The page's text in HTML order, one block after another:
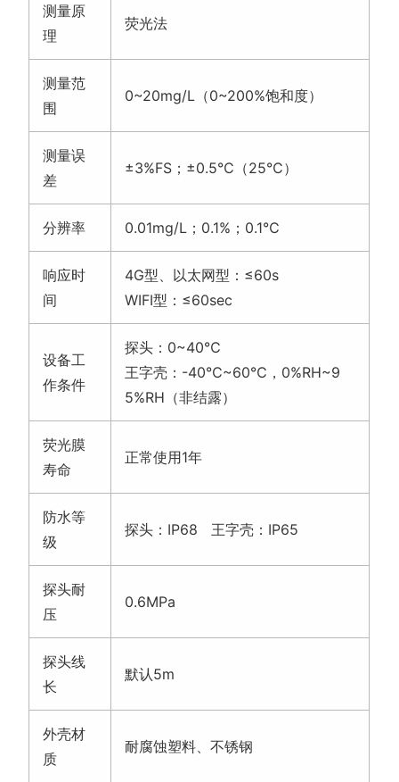
测量原
理
荧光法
测量范
围
0~20mg/L（0~200%饱和度）
测量误
差
±3%FS；±0.5℃（25℃）
分辨率 0.01mg/L；0.1%；0.1℃
响应时
间
4G型、以太网型：≤60s
WIFI型：≤60sec
设备工
作条件
探头：0~40℃
王字壳：-40℃~60℃，0%RH~9
5%RH（非结露）
荧光膜
寿命
正常使用1年
防水等
级
探头：IP68 王字壳：IP65
探头耐
压
0.6MPa
探头线
长
默认5m
外壳材
质
耐腐蚀塑料、不锈钢